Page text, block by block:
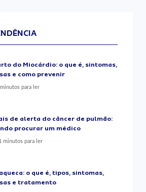
do Miocárdio: o que é, sintomas,
e como prevenir
para ler
de alerta do câncer de pulmão:
procurar um médico
minutos para ler
o que é, tipos, sintomas,
e tratamento